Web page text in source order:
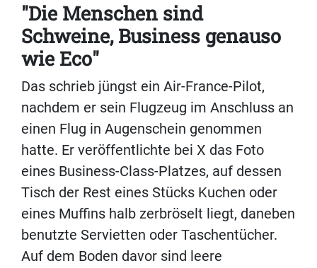
"Die Menschen sind
Schweine, Business genauso
wie Eco"
Das schrieb jüngst ein Air-France-Pilot,
nachdem er sein Flugzeug im Anschluss an
einen Flug in Augenschein genommen
hatte. Er veröffentlichte bei X das Foto
eines Business-Class-Platzes, auf dessen
Tisch der Rest eines Stücks Kuchen oder
eines Muffins halb zerbröselt liegt, daneben
benutzte Servietten oder Taschentücher.
Auf dem Boden davor sind leere